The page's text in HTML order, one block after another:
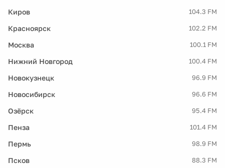
Киров 104.3 FM
Красноярск 102.2 FM
Москва 100.1 FM
Нижний Новгород 100.4 FM
Новокузнецк 96.9 FM
Новосибирск 96.6 FM
Озёрск 95.4 FM
Пенза 101.4 FM
Пермь 98.9 FM
Псков 88.3 FM